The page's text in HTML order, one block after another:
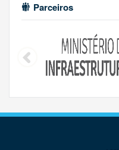
Parceiros